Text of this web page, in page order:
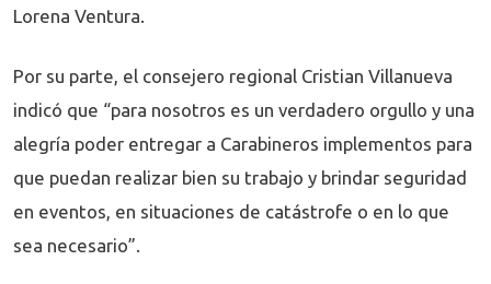
Lorena Ventura.
Por su parte, el consejero regional Cristian Villanueva
indicó que “para nosotros es un verdadero orgullo y una
alegría poder entregar a Carabineros implementos para
que puedan realizar bien su trabajo y brindar seguridad
en eventos, en situaciones de catástrofe o en lo que
sea necesario”.